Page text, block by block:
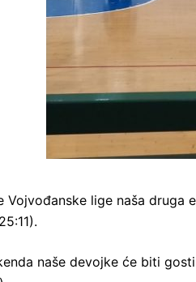
Vojvođanske lige naša druga
naše devojke će biti